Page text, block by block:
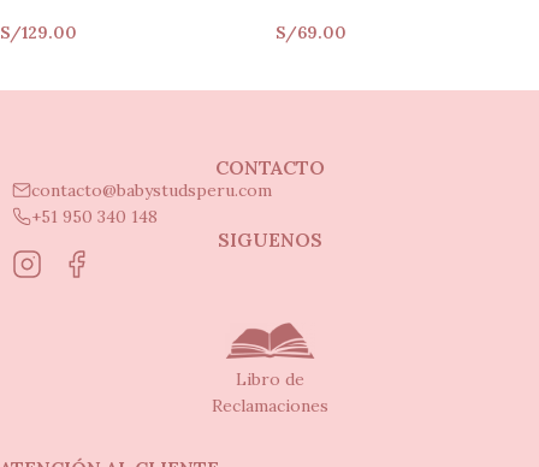
S/129.00 S/69.00
CONTACTO
contacto@babystudsperu.com
+51 950 340 148
SIGUENOS
Libro de
Reclamaciones